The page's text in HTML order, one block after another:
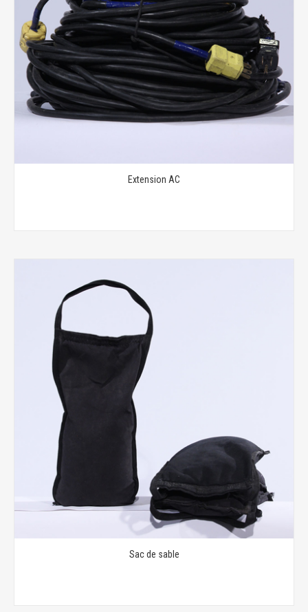
Extension AC
Sac de sable